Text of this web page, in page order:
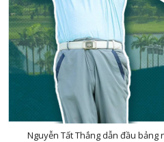
Nguyễn Tất Thắng dẫn đầu